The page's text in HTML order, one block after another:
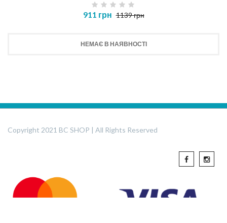
911 грн 1139 грн
НЕМАЄ В НАЯВНОСТІ
Copyright 2021 BC SHOP | All Rights Reserved